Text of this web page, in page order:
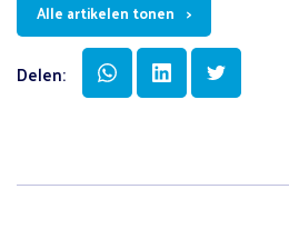
Alle artikelen tonen
Delen: